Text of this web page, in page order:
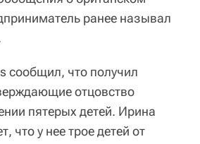
ранее называл
сообщил, что получил
отцовство
пятерых детей. Ирина
что у нее трое детей от